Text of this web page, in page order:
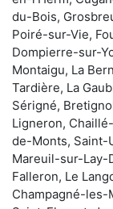
du-Bois,
Poiré-sur-Vie,
Dompierre-sur-
Montaigu, La
Tardière, La
Sérigné,
Ligneron,
de-Monts, Saint-
Mareuil-sur-Lay-
Falleron, Le
Champagné-